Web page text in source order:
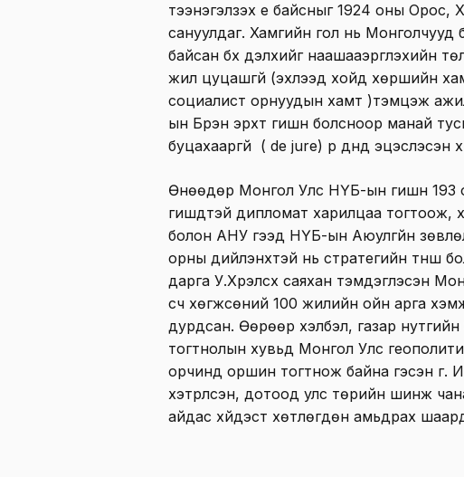
тээнэгэлзэх үе байсныг 1924 оны Орос,
сануулдаг. Хамгийн гол нь
байсан бүх дэлхийг наашааэргүүлэхийн
жил цуцашгүй (эхлээд хойд хөршийн
социалист орнуудын хамт )тэмцэж
ын Бүрэн эрхт гишүүн болсноор манай
буцахааргүй ( de jure) үр дүнд эцэслэсэн
Өнөөдөр Монгол Улс НҮБ-ын гишүүн 193
гишүүдтэй дипломат харилцаа
болон АНУ гээд НҮБ-ын Аюулгүйн
орны дийлэнхтэй нь стратегийн түнш
дарга У.Хүрэлсүх саяхан тэмдэглэсэн
үүсч хөгжсөний 100 жилийн ойн арга
дурдсан. Өөрөөр хэлбэл, газар нутгийн
тогтнолын хувьд Монгол Улс
орчинд оршин тогтнож байна гэсэн үг.
хэтрүүлсэн, дотоод улс төрийн шинж
айдас хүйдэст хөтлөгдөн амьдрах